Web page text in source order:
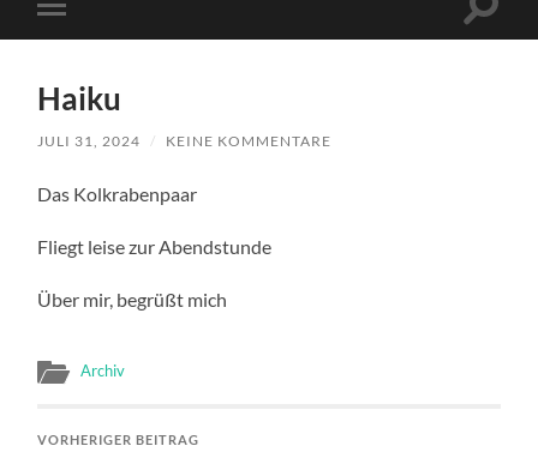
Mobile-
Menü
Haiku
JULI 31, 2024 / KEINE KOMMENTARE
Das Kolkrabenpaar
Fliegt leise zur Abendstunde
Über mir, begrüßt mich
Archiv
VORHERIGER BEITRAG